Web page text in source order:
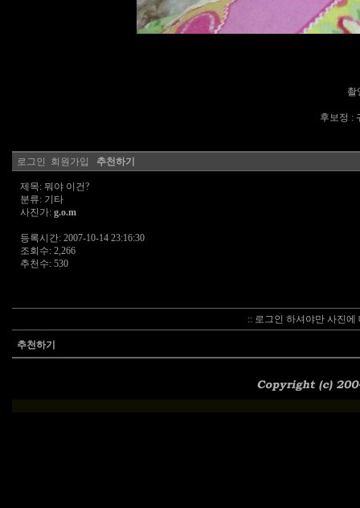
촬
후보정 :
로그인 회원가입 추천하기
제목: 뭐야 이건?
분류: 기타
사진가: g.o.m
등록시간: 2007-10-14 23:16:30
조회수: 2,266
추천수: 530
:: 로그인 하셔야만 사진
추천하기